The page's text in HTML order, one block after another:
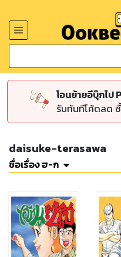
โอนย้ายอีบุ๊กไป
รับทันทีโค้ดลด
daisuke-terasawa
ชื่อเรื่อง ฮ-ก